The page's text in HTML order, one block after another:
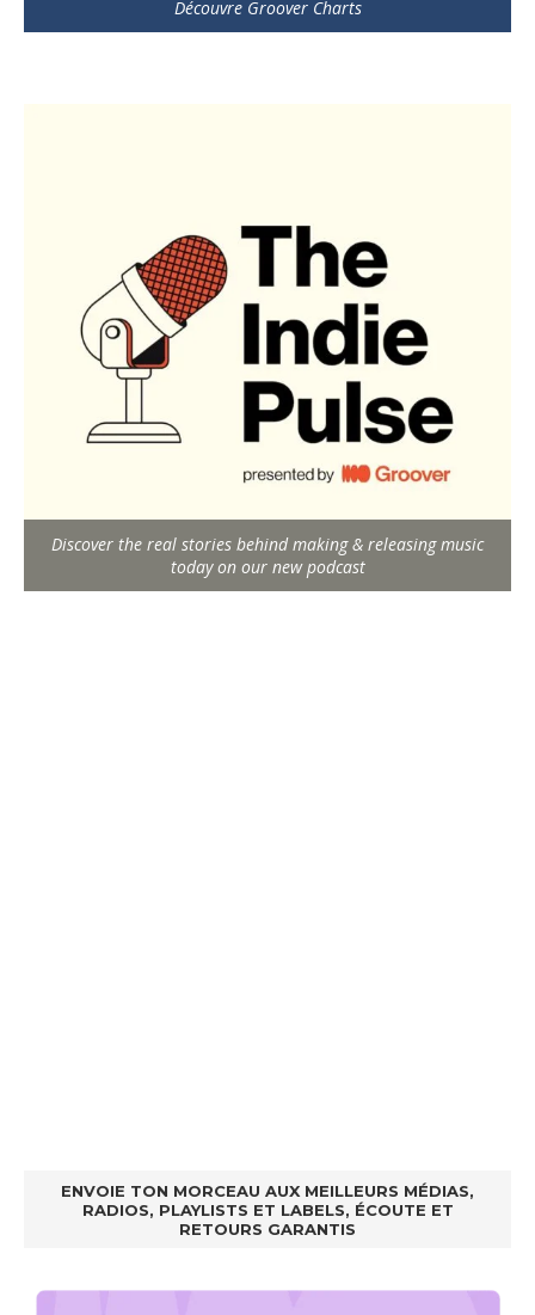
Découvre Groover Charts
Discover the real stories behind making & releasing music
today on our new podcast
ENVOIE TON MORCEAU AUX MEILLEURS MÉDIAS,
RADIOS, PLAYLISTS ET LABELS, ÉCOUTE ET
RETOURS GARANTIS